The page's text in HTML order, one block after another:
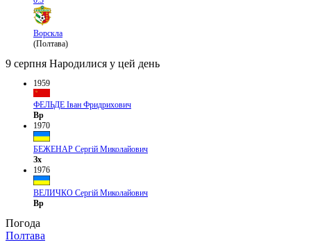
Ворскла
(Полтава)
9 серпня Народилися у цей день
1959
ФЕЛЬДЕ Іван Фридрихович
Вр
1970
БЕЖЕНАР Сергій Миколайович
Зх
1976
ВЕЛИЧКО Сергій Миколайович
Вр
Погода
Полтава